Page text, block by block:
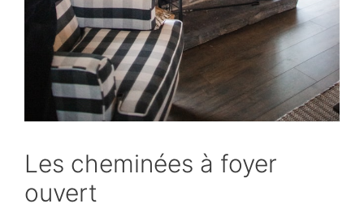
Les cheminées à foyer
ouvert